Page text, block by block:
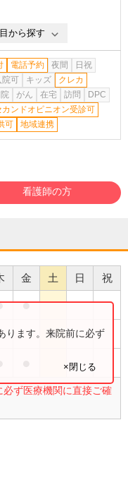
から探す
電話予約 夜間
日祝
院可 キッズ
クレカ
がん 在宅 訪問
DPC
カンドオピニオン受診可
可
地域連携
看護師の方
金 土 日 祝
●
●
ず医療機関に直接ご確
ります。来院前に必ず
×閉じる